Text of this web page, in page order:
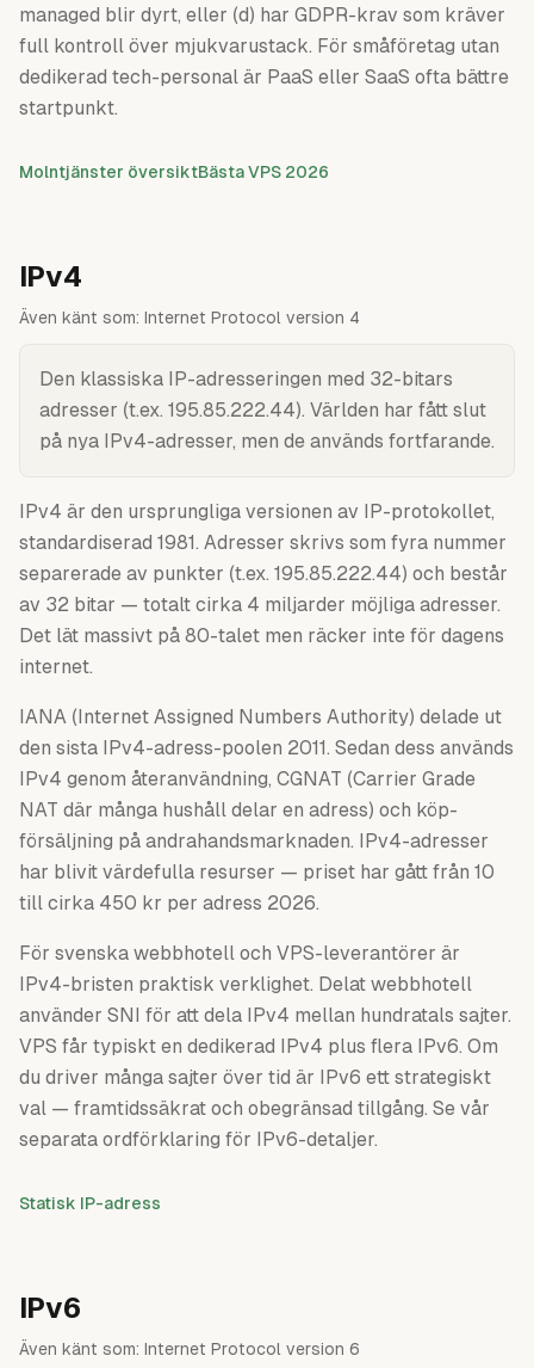
managed blir dyrt, eller (d) har GDPR-krav som kräver
full kontroll över mjukvarustack. För småföretag utan
dedikerad tech-personal är PaaS eller SaaS ofta bättre
startpunkt.
Molntjänster översiktBästa VPS 2026
IPv4
Även känt som: Internet Protocol version 4
Den klassiska IP-adresseringen med 32-bitars
adresser (t.ex. 195.85.222.44). Världen har fått slut
på nya IPv4-adresser, men de används fortfarande.
IPv4 är den ursprungliga versionen av IP-protokollet,
standardiserad 1981. Adresser skrivs som fyra nummer
separerade av punkter (t.ex. 195.85.222.44) och består
av 32 bitar — totalt cirka 4 miljarder möjliga adresser.
Det lät massivt på 80-talet men räcker inte för dagens
internet.
IANA (Internet Assigned Numbers Authority) delade ut
den sista IPv4-adress-poolen 2011. Sedan dess används
IPv4 genom återanvändning, CGNAT (Carrier Grade
NAT där många hushåll delar en adress) och köp-
försäljning på andrahandsmarknaden. IPv4-adresser
har blivit värdefulla resurser — priset har gått från 10
till cirka 450 kr per adress 2026.
För svenska webbhotell och VPS-leverantörer är
IPv4-bristen praktisk verklighet. Delat webbhotell
använder SNI för att dela IPv4 mellan hundratals sajter.
VPS får typiskt en dedikerad IPv4 plus flera IPv6. Om
du driver många sajter över tid är IPv6 ett strategiskt
val — framtidssäkrat och obegränsad tillgång. Se vår
separata ordförklaring för IPv6-detaljer.
Statisk IP-adress
IPv6
Även känt som: Internet Protocol version 6